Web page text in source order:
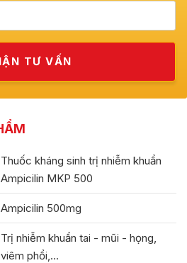
Thuốc kháng sinh trị nhiễm khuẩn
Ampicilin MKP 500
Ampicilin 500mg
Trị nhiễm khuẩn tai - mũi - họng,
viêm phổi,...